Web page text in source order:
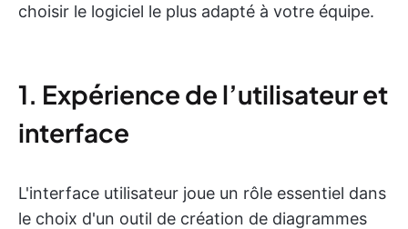
choisir le logiciel le plus adapté à votre équipe.
1. Expérience de l’utilisateur et
interface
L'interface utilisateur joue un rôle essentiel dans
le choix d'un outil de création de diagrammes